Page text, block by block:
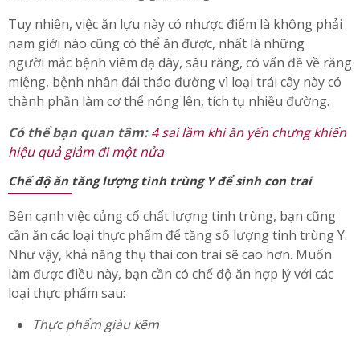
Tuy nhiên, việc ăn lựu này có nhược điểm là không phải
nam giới nào cũng có thể ăn được, nhất là những
người mắc bệnh viêm dạ dày, sâu răng, có vấn đề về răng
miệng, bệnh nhân đái tháo đường vì loại trái cây này có
thành phần làm cơ thể nóng lên, tích tụ nhiều đường.
Có thể bạn quan tâm:4 sai lầm khi ăn yến chưng khiến
hiệu quả giảm đi một nửa
Chế độ ăn tăng lượng tinh trùng Y để sinh con trai
Bên cạnh việc củng cố chất lượng tinh trùng, bạn cũng
cần ăn các loại thực phẩm để tăng số lượng tinh trùng Y.
Như vậy, khả năng thụ thai con trai sẽ cao hơn. Muốn
làm được điều này, bạn cần có chế độ ăn hợp lý với các
loại thực phẩm sau:
Thực phẩm giàu kẽm